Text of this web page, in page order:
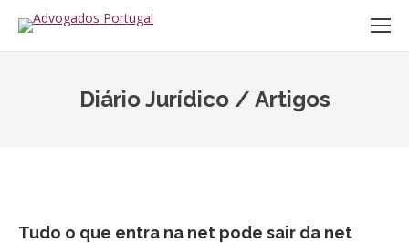
Diário Jurídico / Artigos
Tudo o que entra na net pode sair da net